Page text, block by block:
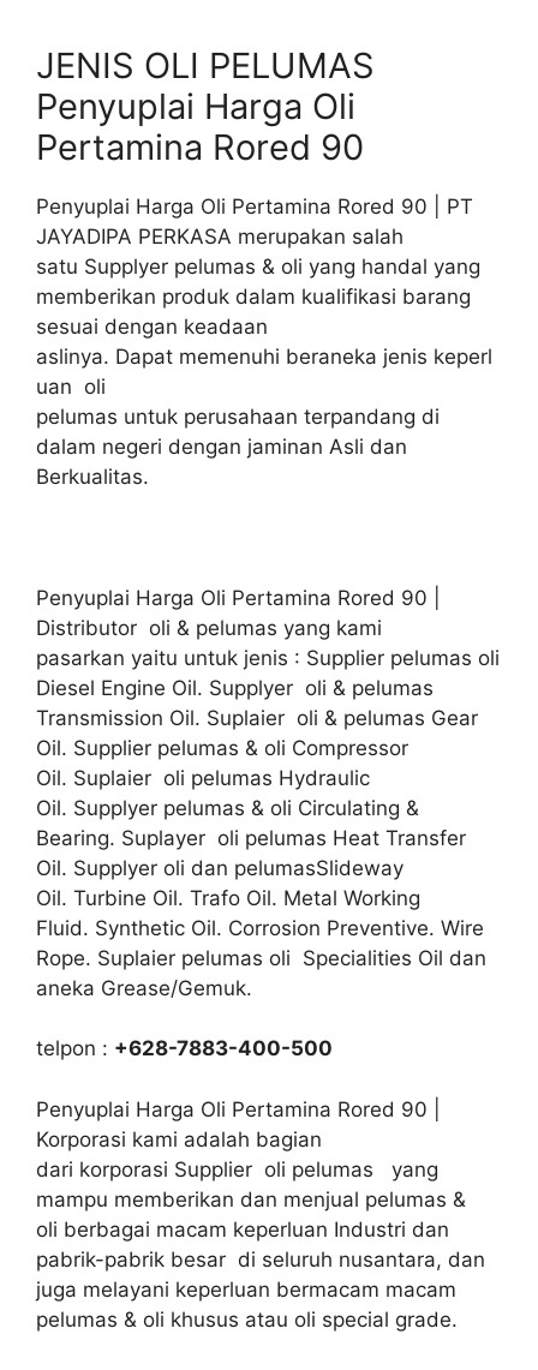
JENIS OLI PELUMAS
Penyuplai Harga Oli
Pertamina Rored 90
Penyuplai Harga Oli Pertamina Rored 90 | PT
JAYADIPA PERKASA merupakan salah
satu Supplyer pelumas & oli yang handal yang
memberikan produk dalam kualifikasi barang
sesuai dengan keadaan
aslinya. Dapat memenuhi beraneka jenis keperl
uan oli
pelumas untuk perusahaan terpandang di
dalam negeri dengan jaminan Asli dan
Berkualitas.
Penyuplai Harga Oli Pertamina Rored 90 |
Distributor oli & pelumas yang kami
pasarkan yaitu untuk jenis : Supplier pelumas oli
Diesel Engine Oil. Supplyer oli & pelumas
Transmission Oil. Suplaier oli & pelumas Gear
Oil. Supplier pelumas & oli Compressor
Oil. Suplaier oli pelumas Hydraulic
Oil. Supplyer pelumas & oli Circulating &
Bearing. Suplayer oli pelumas Heat Transfer
Oil. Supplyer oli dan pelumasSlideway
Oil. Turbine Oil. Trafo Oil. Metal Working
Fluid. Synthetic Oil. Corrosion Preventive. Wire
Rope. Suplaier pelumas oli Specialities Oil dan
aneka Grease/Gemuk.
telpon : +628-7883-400-500
Penyuplai Harga Oli Pertamina Rored 90 |
Korporasi kami adalah bagian
dari korporasi Supplier oli pelumas yang
mampu memberikan dan menjual pelumas &
oli berbagai macam keperluan Industri dan
pabrik-pabrik besar di seluruh nusantara, dan
juga melayani keperluan bermacam macam
pelumas & oli khusus atau oli special grade.